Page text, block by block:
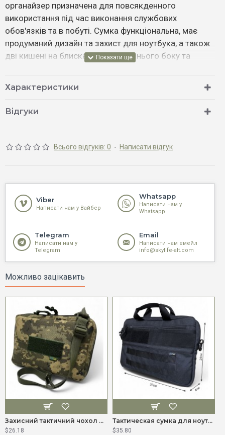
органайзер призначена для повсякденного
використання під час виконання службових
обов'язків та в побуті. Сумка функціональна, має
продуманий дизайн та захист для ноутбука, а також
дві кишені на блискавці із зовнішнього боку та
Тканина: Cordura 1000D (США)
Стропа: Нейлон (Україна)
Блискавка: MAX Zepper (Тайвань)
Кольори: Black, Multicam, Pixel, Coyote.
Характеристики
Відгуки
Всього відгуків: 0 - Написати відгук
Viber
Написати нам у Вайбер
Whatsapp
Написати нам у
Whatsapp
Telegram
Написати нам у
Telegram
Email
Написати нам емейл
info@skylife-alt.com
Можливо зацікавить
Захисний тактичний чохол для планшета 8-10 дюймів (Cordura 1000D)
$26.18
Тактическая сумка для ноутбука 14 дюймов Пиксель ММ-14 (Cordura 1000D)
$35.80